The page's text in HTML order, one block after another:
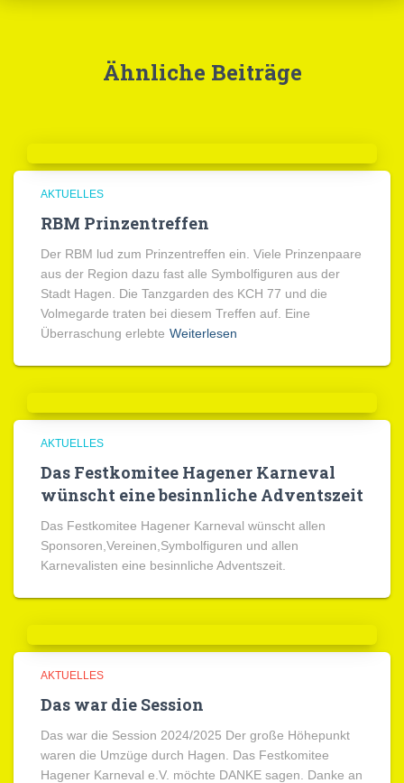
Ähnliche Beiträge
AKTUELLES
RBM Prinzentreffen
Der RBM lud zum Prinzentreffen ein. Viele Prinzenpaare
aus der Region dazu fast alle Symbolfiguren aus der
Stadt Hagen. Die Tanzgarden des KCH 77 und die
Volmegarde traten bei diesem Treffen auf. Eine
Überraschung erlebte Weiterlesen
AKTUELLES
Das Festkomitee Hagener Karneval
wünscht eine besinnliche Adventszeit
Das Festkomitee Hagener Karneval wünscht allen
Sponsoren,Vereinen,Symbolfiguren und allen
Karnevalisten eine besinnliche Adventszeit.
AKTUELLES
Das war die Session
Das war die Session 2024/2025 Der große Höhepunkt
waren die Umzüge durch Hagen. Das Festkomitee
Hagener Karneval e.V. möchte DANKE sagen. Danke an